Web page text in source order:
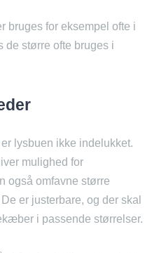
bruges for eksempel ofte i
de større ofte bruges i
er lysbuen ikke indelukket.
mulighed for
også omfavne større
er justerbare, og der skal
i passende størrelser.